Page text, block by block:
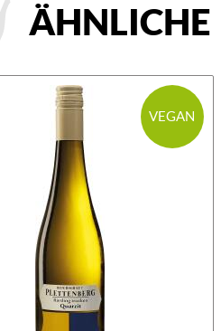
ÄHNLICHE
VEGAN